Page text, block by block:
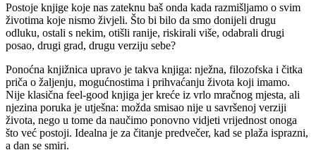
Postoje knjige koje nas zateknu baš onda kada razmišljamo o svim
životima koje nismo živjeli. Što bi bilo da smo donijeli drugu
odluku, ostali s nekim, otišli ranije, riskirali više, odabrali drugi
posao, drugi grad, drugu verziju sebe?
Ponoćna knjižnica upravo je takva knjiga: nježna, filozofska i čitka
priča o žaljenju, mogućnostima i prihvaćanju života koji imamo.
Nije klasična feel-good knjiga jer kreće iz vrlo mračnog mjesta, ali
njezina poruka je utješna: možda smisao nije u savršenoj verziji
života, nego u tome da naučimo ponovno vidjeti vrijednost onoga
što već postoji. Idealna je za čitanje predvečer, kad se plaža isprazni,
a dan se smiri.